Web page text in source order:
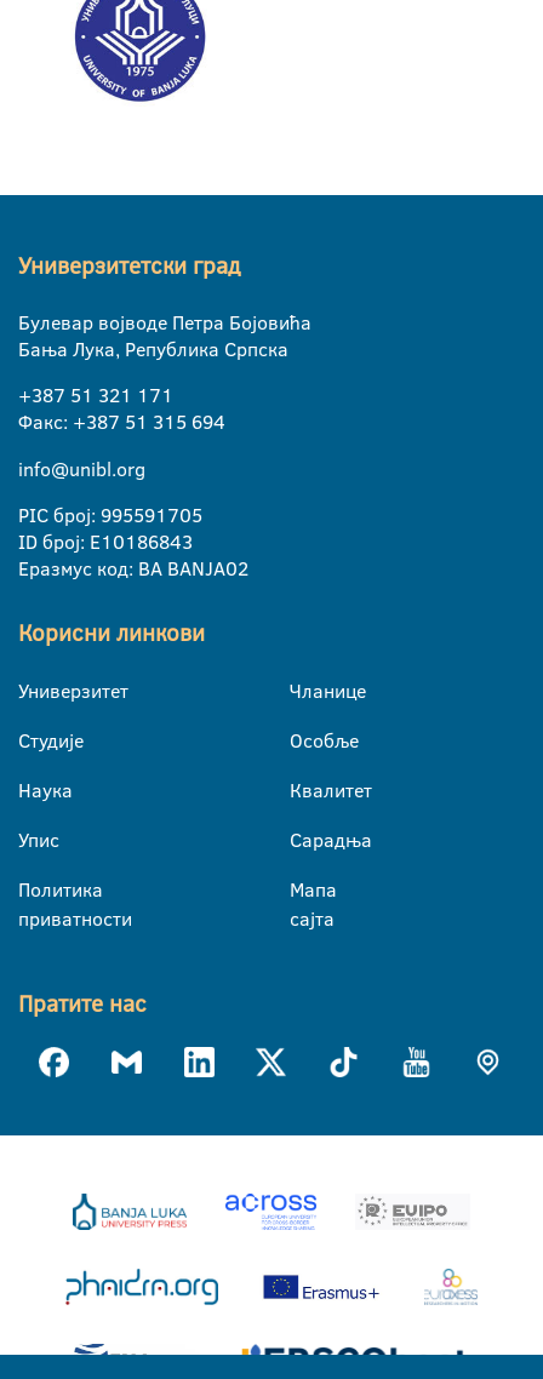
Универзитетски град
Булевар војводе Петра Бојовића
Бања Лука, Република Српска
+387 51 321 171
Факс: +387 51 315 694
info@unibl.org
PIC број: 995591705
ID број: E10186843
Еразмус код: BA BANJA02
Корисни линкови
Универзитет
Студије
Наука
Упис
Политика
приватности
Чланице
Особље
Квалитет
Сарадња
Мапа
сајта
Пратите нас